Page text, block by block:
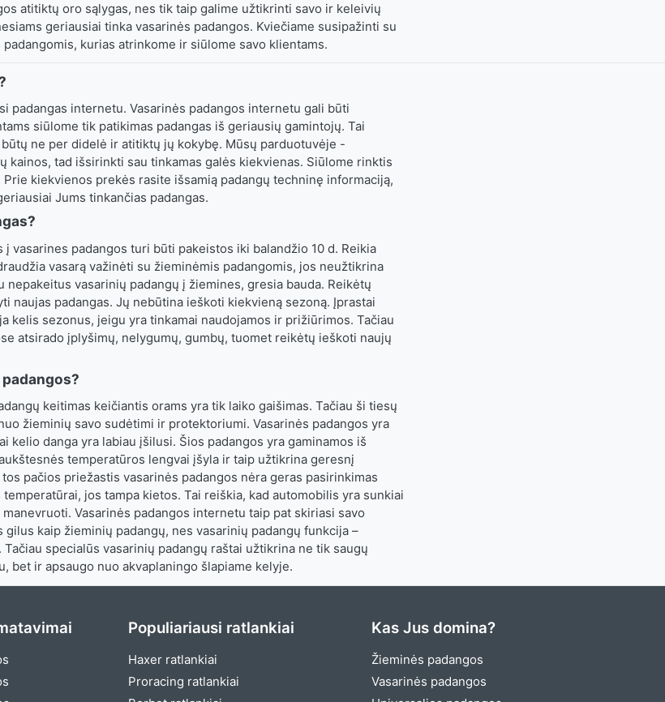
atitiktų oro sąlygas, nes tik taip galime užtikrinti savo ir keleivių
geriausiai tinka vasarinės padangos. Kviečiame susipažinti su
kurias atrinkome ir siūlome savo klientams.
padangas internetu. Vasarinės padangos internetu gali būti
siūlome tik patikimas padangas iš geriausių gamintojų. Tai
ne per didelė ir atitiktų jų kokybę. Mūsų parduotuvėje -
kainos, tad išsirinkti sau tinkamas galės kiekvienas. Siūlome rinktis
kiekvienos prekės rasite išsamią padangų techninę informaciją,
Jums tinkančias padangas.
vasarines padangos turi būti pakeistos iki balandžio 10 d. Reikia
vasarą važinėti su žieminėmis padangomis, jos neužtikrina
nepakeitus vasarinių padangų į žiemines, gresia bauda. Reikėtų
naujas padangas. Jų nebūtina ieškoti kiekvieną sezoną. Įprastai
kelis sezonus, jeigu yra tinkamai naudojamos ir prižiūrimos. Tačiau
atsirado įplyšimų, nelygumų, gumbų, tuomet reikėtų ieškoti naujų
keitimas keičiantis orams yra tik laiko gaišimas. Tačiau ši tiesų
žieminių savo sudėtimi ir protektoriumi. Vasarinės padangos yra
kelio danga yra labiau įšilusi. Šios padangos yra gaminamos iš
temperatūros lengvai įšyla ir taip užtikrina geresnį
pačios priežastis vasarinės padangos nėra geras pasirinkimas
jos tampa kietos. Tai reiškia, kad automobilis yra sunkiai
Vasarinės padangos internetu taip pat skiriasi savo
kaip žieminių padangų, nes vasarinių padangų funkcija –
specialūs vasarinių padangų raštai užtikrina ne tik saugų
bet ir apsaugo nuo akvaplaningo šlapiame kelyje.
Populiariausi ratlankiai
Haxer ratlankiai
Proracing ratlankiai
Kas Jus domina?
Žieminės padangos
Vasarinės padangos